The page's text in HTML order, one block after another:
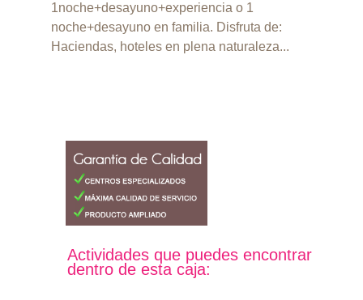
1noche+desayuno+experiencia o 1
noche+desayuno en familia. Disfruta de:
Haciendas, hoteles en plena naturaleza...
Actividades que puedes encontrar
dentro de esta caja: